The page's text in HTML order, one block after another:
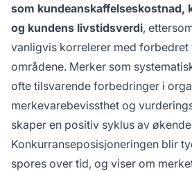
som kundeanskaffelseskostnad,
og kundens livstidsverdi,
vanligvis korrelerer med forbedret
områdene. Merker som
ofte tilsvarende forbedringer i
merkevarebevissthet og
skaper en positiv syklus av
Konkurranseposisjoneringen blir
spores over tid, og viser om